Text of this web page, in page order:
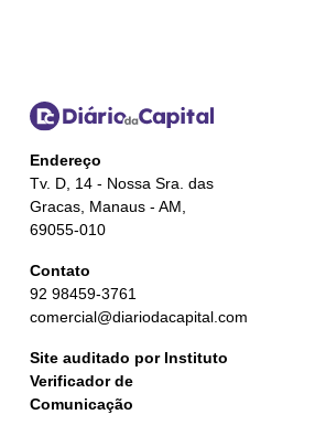
Endereço
Tv. D, 14 - Nossa Sra. das
Gracas, Manaus - AM,
69055-010
Contato
92 98459-3761
comercial@diariodacapital.com
Site auditado por Instituto
Verificador de
Comunicação